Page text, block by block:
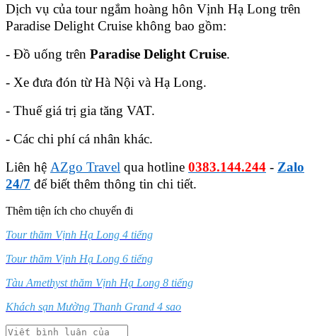
Dịch vụ của tour ngắm hoàng hôn Vịnh Hạ Long trên
Paradise Delight Cruise không bao gồm:
- Đồ uống trên Paradise Delight Cruise.
- Xe đưa đón từ Hà Nội và Hạ Long.
- Thuế giá trị gia tăng VAT.
- Các chi phí cá nhân khác.
Liên hệ AZgo Travel qua hotline 0383.144.244 - Zalo
24/7 để biết thêm thông tin chi tiết.
Thêm tiện ích cho chuyến đi
Tour thăm Vịnh Hạ Long 4 tiếng
Tour thăm Vịnh Hạ Long 6 tiếng
Tàu Amethyst thăm Vịnh Hạ Long 8 tiếng
Khách sạn Mường Thanh Grand 4 sao